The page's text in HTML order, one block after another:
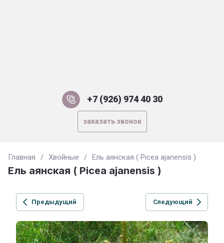
+7 (926) 974 40 30
заказать звонок
Главная / Хвойные / Ель аянская ( Picea ajanensis )
Ель аянская ( Picea ajanensis )
Предыдущий Следующий